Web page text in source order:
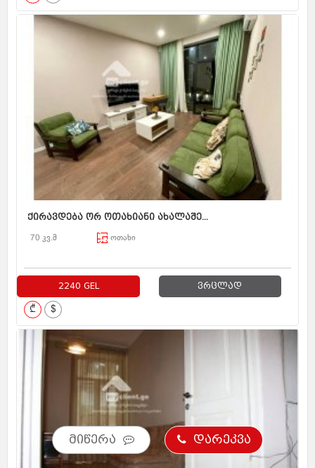
ქირავდება ორ ოთახიანი ახალაშე...
70 კვ.მ ოთახი
2240 GEL ვრცლად
₾ $
მიწერა დარეკვა